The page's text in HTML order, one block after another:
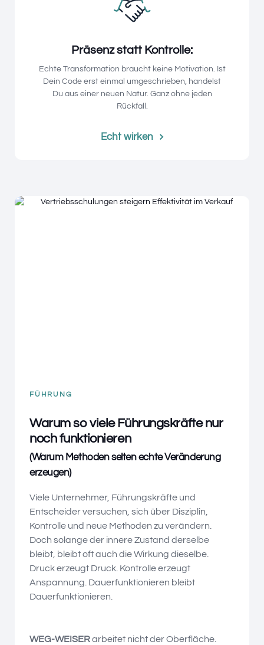
Präsenz statt Kontrolle:
Echte Transformation braucht keine Motivation. Ist
Dein Code erst einmal umgeschrieben, handelst
Du aus einer neuen Natur. Ganz ohne jeden
Rückfall.
Echt wirken
FÜHRUNG
Warum so viele Führungskräfte nur
noch funktionieren
(Warum Methoden selten echte Veränderung
erzeugen)
Viele Unternehmer, Führungskräfte und
Entscheider versuchen, sich über Disziplin,
Kontrolle und neue Methoden zu verändern.
Doch solange der innere Zustand derselbe
bleibt, bleibt oft auch die Wirkung dieselbe.
Druck erzeugt Druck. Kontrolle erzeugt
Anspannung. Dauerfunktionieren bleibt
Dauerfunktionieren.
WEG-WEISERarbeitet nicht der Oberfläche.